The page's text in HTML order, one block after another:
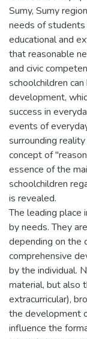
Sumy, Sumy
needs of
educational and
that reasonable
and civic
schoolchildren
development,
success in
events of
surrounding
concept of
essence of the
schoolchildren
is revealed.
The leading place
by needs. They
depending on the
comprehensive
by the individual.
material, but also
extracurricular),
the development
influence the